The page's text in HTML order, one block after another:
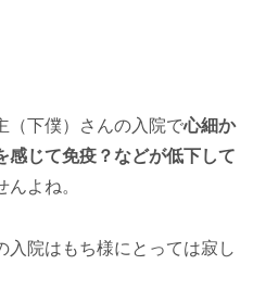
（下僕）さんの入院で心細か
感じて免疫？などが低下して
んよね。
入院はもち様にとっては寂し